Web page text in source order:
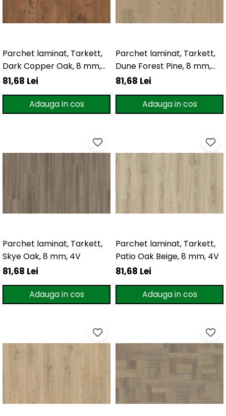
Parchet laminat, Tarkett,
Dark Copper Oak, 8 mm,
4V
81,68 Lei
Adauga in cos
Parchet laminat, Tarkett,
Dune Forest Pine, 8 mm,
4V
81,68 Lei
Adauga in cos
Parchet laminat, Tarkett,
Skye Oak, 8 mm, 4V
81,68 Lei
Adauga in cos
Parchet laminat, Tarkett,
Patio Oak Beige, 8 mm, 4V
81,68 Lei
Adauga in cos